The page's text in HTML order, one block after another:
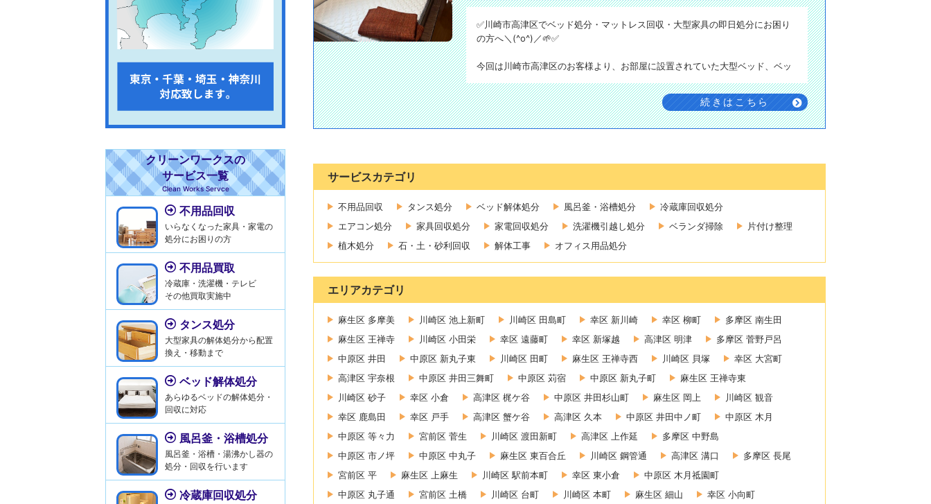
✅️川崎市高津区でベッド処分・マットレス回収・大型家具の即日処分にお困り
の方へ＼(^o^)／🌱✅️
今回は川崎市高津区のお客様より、お部屋に設置されていた大型ベッド、ベッ
続きはこちら
サービスカテゴリ
不用品回収 タンス処分 ベッド解体処分 風呂釜・浴槽処分
冷蔵庫回収処分
エアコン処分
家具回収処分 家電回収処分 洗濯機引越し処分 ベランダ掃除
片付け整理
植木処分
石・土・砂利回収 解体工事 オフィス用品処分
エリアカテゴリ
麻生区 多摩美 川崎区 池上新町 川崎区 田島町 幸区 新川崎 幸区 柳町
多摩区 南生田
麻生区 王禅寺
川崎区 小田栄 幸区 遠藤町 幸区 新塚越 高津区 明津
多摩区 菅野戸呂
中原区 井田
中原区 新丸子東 川崎区 田町 麻生区 王禅寺西 川崎区 貝塚
幸区 大宮町
高津区 宇奈根
中原区 井田三舞町 中原区 苅宿 中原区 新丸子町
麻生区 王禅寺東
川崎区 砂子
幸区 小倉 高津区 梶ケ谷 中原区 井田杉山町 麻生区 岡上
川崎区 観音
幸区 鹿島田
幸区 戸手 高津区 蟹ケ谷 高津区 久本 中原区 井田中ノ町
中原区 木月
中原区 等々力
宮前区 菅生 川崎区 渡田新町 高津区 上作延
多摩区 中野島
中原区 市ノ坪
中原区 中丸子 麻生区 東百合丘 川崎区 鋼管通 高津区 溝口
多摩区 長尾
宮前区 平
麻生区 上麻生 川崎区 駅前本町 幸区 東小倉
中原区 木月祗園町
中原区 丸子通
宮前区 土橋 川崎区 台町 川崎区 本町 麻生区 細山
幸区 小向町
クリーンワークスの
サービス一覧
Clean Works Servce
不用品回収
いらなくなった家具・家電の
処分にお困りの方
不用品買取
冷蔵庫・洗濯機・テレビ
その他買取実施中
タンス処分
大型家具の解体処分から配置
換え・移動まで
ベッド解体処分
あらゆるベッドの解体処分・
回収に対応
風呂釜・浴槽処分
風呂釜・浴槽・湯沸かし器の
処分・回収を行います
冷蔵庫回収処分